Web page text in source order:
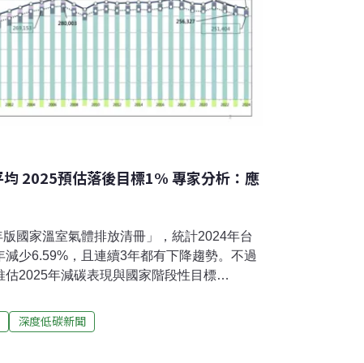
2025預估落後目標1% 專家分析：應
國家溫室氣體排放清冊」，統計2024年台
少6.59%，且連續3年都有下降趨勢。不過
2025年減碳表現與國家階段性目標
（TCAN）總監趙家緯指出，不能僅單純趨
策意涵，台灣未來減碳力道將仰賴再生能
深度低碳新聞